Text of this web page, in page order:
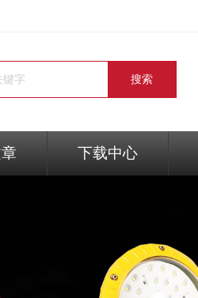
下载中心